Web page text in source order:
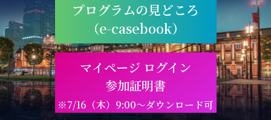
プログラムの見どころ
（e-casebook）
マイページ ログイン
参加証明書
※7/16（木）9:00～ダウンロード可